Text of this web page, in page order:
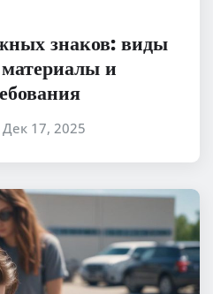
знаков: виды
материалы и
Дек 17, 2025